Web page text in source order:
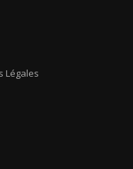
Légales